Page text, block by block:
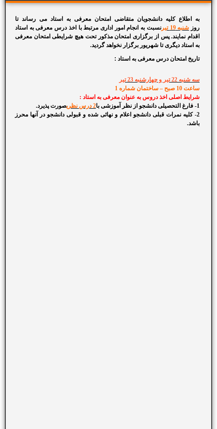
به اطلاع کلیه دانشجویان متقاضی امتحان معرفی به استاد می رساند تا
روز شنبه 19 تیر
نسبت به انجام امور اداری مرتبط با اخذ درس معرفی به استاد
اقدام نمایند. پس از برگزاری امتحان مذکور تحت هیچ شرایطی امتحان معرفی
به استاد دیگری تا شهریور برگزار نخواهد گردید.
تاریخ امتحان درس معرفی به استاد :
سه شنبه 22 تیر و چهارشنبه 23 تیر
ساعت 10 صبح – ساختمان شماره 1
شرایط اصلی اخذ دروس به عنوان معرفی به استاد :
1- فارغ التحصیلی دانشجو از نظر آموزشی با
2 درس نظری
صورت پذیرد.
2- کلیه نمرات قبلی دانشجو اعلام و نهائی شده و قبولی دانشجو در آنها محرز
باشد.